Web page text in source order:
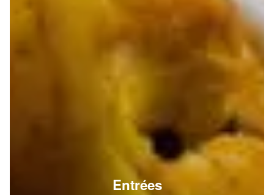
Entrées